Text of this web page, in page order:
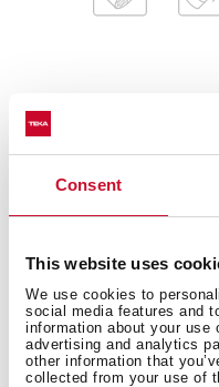
Consent
This website uses
We use cookies to
social media features and
information about your use
advertising and analytics
other information that
collected from your use of
Medidas interiores
Modelos